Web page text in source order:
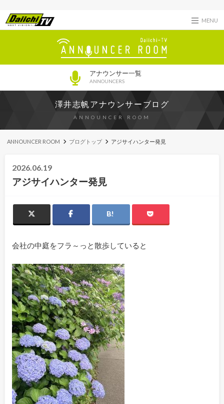
MENU
アナウンサー一覧
ANNOUNCERS
澤井志帆アナウンサーブログ
ANNOUNCER ROOM
ANNOUNCER ROOM ブログトップ アジサイハンター発見
2026.06.19
アジサイハンター発見
会社の中庭をフラ～っと散歩していると